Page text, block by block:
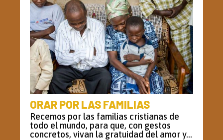
ORAR POR LAS FAMILIAS
Recemos por las familias cristianas de
todo el mundo, para que, con gestos
concretos, vivan la gratuidad del amor y...